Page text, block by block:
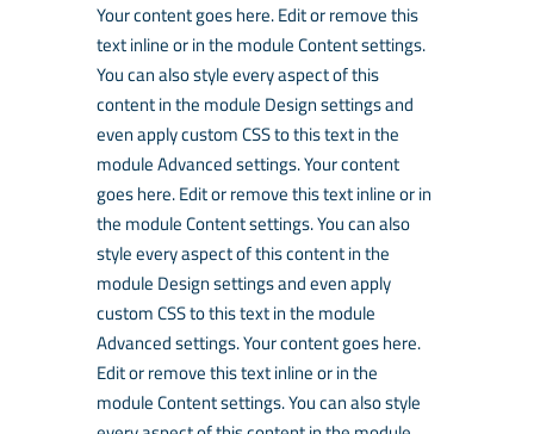
Your content goes here. Edit or remove this
text inline or in the module Content settings.
You can also style every aspect of this
content in the module Design settings and
even apply custom CSS to this text in the
module Advanced settings. Your content
goes here. Edit or remove this text inline or in
the module Content settings. You can also
style every aspect of this content in the
module Design settings and even apply
custom CSS to this text in the module
Advanced settings. Your content goes here.
Edit or remove this text inline or in the
module Content settings. You can also style